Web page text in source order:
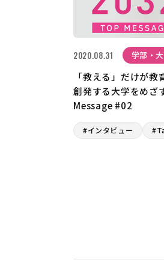
2020.08.31 学部・
「教える」だけが
創発する大学をめざ
Message #02
#インタビュー